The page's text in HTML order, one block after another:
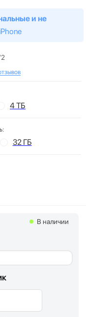
и не
iPhone
4 ТБ
32 ГБ
В наличии